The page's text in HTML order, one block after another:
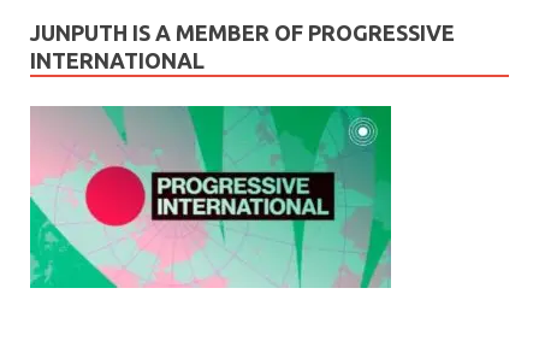
JUNPUTH IS A MEMBER OF PROGRESSIVE
INTERNATIONAL